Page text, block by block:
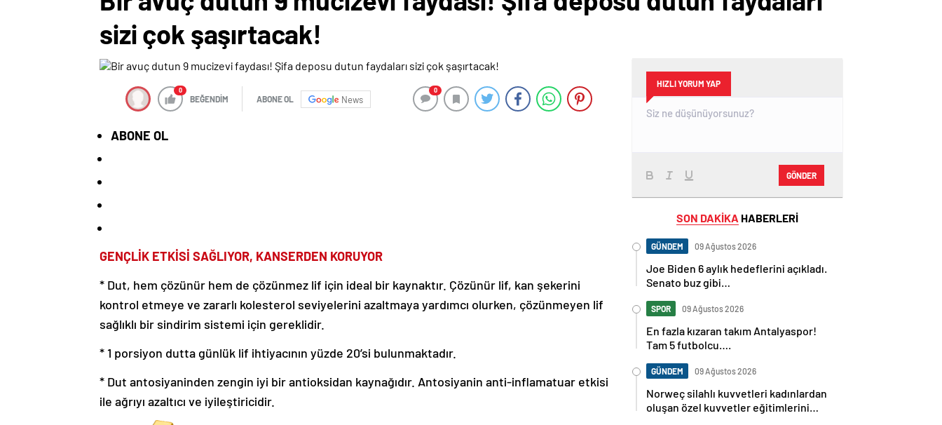
sizi çok şaşırtacak!
0
BEĞENDİM ABONE OL News
0
ABONE OL
GENÇLİK ETKİSİ SAĞLIYOR, KANSERDEN KORUYOR
* Dut, hem çözünür hem de çözünmez lif için ideal bir kaynaktır. Çözünür lif, kan şekerini
kontrol etmeye ve zararlı kolesterol seviyelerini azaltmaya yardımcı olurken, çözünmeyen lif
sağlıklı bir sindirim sistemi için gereklidir.
* 1 porsiyon dutta günlük lif ihtiyacının yüzde 20’si bulunmaktadır.
* Dut antosiyaninden zengin iyi bir antioksidan kaynağıdır. Antosiyanin anti-inflamatuar etkisi
ile ağrıyı azaltıcı ve iyileştiricidir.
HIZLI YORUM YAP
GÖNDER
SON DAKİKA HABERLERİ
GÜNDEM 09 Ağustos 2026
Joe Biden 6 aylık hedeflerini açıkladı.
Senato buz gibi…
SPOR 09 Ağustos 2026
En fazla kızaran takım Antalyaspor!
Tam 5 futbolcu….
GÜNDEM 09 Ağustos 2026
Norweç silahlı kuvvetleri kadınlardan
oluşan özel kuvvetler eğitimlerini